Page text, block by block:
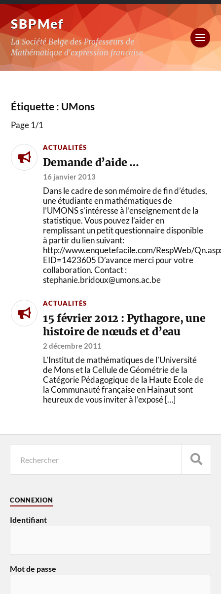
SBPMef
La Société Belge des Professeurs de
Mathématique d'expression française
Étiquette : UMons
Page 1/1
ACTUALITÉS
Demande d’aide …
16 janvier 2013
Dans le cadre de son mémoire de fin d’études,
une étudiante en mathématiques de
l’UMONS s’intéresse à l’enseignement de la
statistique. Vous pouvez l’aider en
remplissant un petit questionnaire disponible
à partir du lien suivant:
http://www.enquetefacile.com/RespWeb/
EID=1423605 D’avance merci pour votre
collaboration. Contact :
stephanie.bridoux@umons.ac.be
ACTUALITÉS
15 février 2012 : Pythagore, une
histoire de nœuds et d’eau
2 décembre 2011
L’Institut de mathématiques de l’Université
de Mons et la Cellule de Géométrie de la
Catégorie Pédagogique de la Haute Ecole de
la Communauté française en Hainaut sont
heureux de vous inviter à l’exposé […]
CONNEXION
Identifiant
Mot de passe